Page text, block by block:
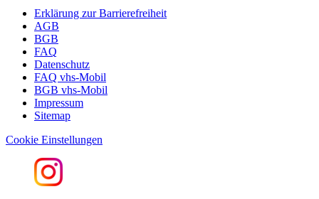
Erklärung zur Barrierefreiheit
AGB
BGB
FAQ
Datenschutz
FAQ vhs-Mobil
BGB vhs-Mobil
Impressum
Sitemap
Cookie Einstellungen